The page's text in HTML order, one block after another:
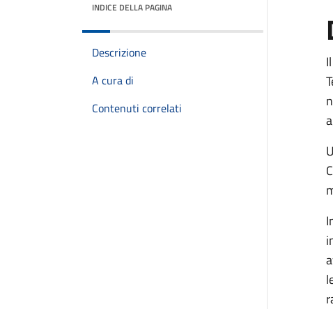
INDICE DELLA PAGINA
Descrizione
A cura di
Contenuti correlati